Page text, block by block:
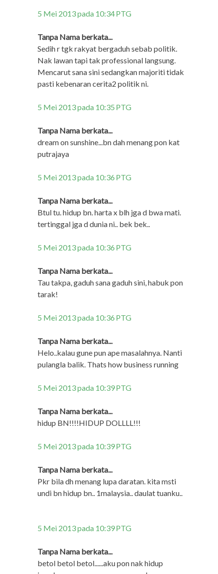
5 Mei 2013 pada 10:34 PTG
Tanpa Nama berkata...
Sedih r tgk rakyat bergaduh sebab politik.
Nak lawan tapi tak professional langsung.
Mencarut sana sini sedangkan majoriti tidak
pasti kebenaran cerita2 politik ni.
5 Mei 2013 pada 10:35 PTG
Tanpa Nama berkata...
dream on sunshine...bn dah menang pon kat
putrajaya
5 Mei 2013 pada 10:36 PTG
Tanpa Nama berkata...
Btul tu. hidup bn. harta x blh jga d bwa mati.
tertinggal jga d dunia ni.. bek bek..
5 Mei 2013 pada 10:36 PTG
Tanpa Nama berkata...
Tau takpa, gaduh sana gaduh sini, habuk pon
tarak!
5 Mei 2013 pada 10:36 PTG
Tanpa Nama berkata...
Helo..kalau gune pun ape masalahnya. Nanti
pulangla balik. Thats how business running
5 Mei 2013 pada 10:39 PTG
Tanpa Nama berkata...
hidup BN!!!!HIDUP DOLLLL!!!
5 Mei 2013 pada 10:39 PTG
Tanpa Nama berkata...
Pkr bila dh menang lupa daratan. kita msti
undi bn hidup bn.. 1malaysia.. daulat tuanku..
5 Mei 2013 pada 10:39 PTG
Tanpa Nama berkata...
betol betol betol......aku pon nak hidup